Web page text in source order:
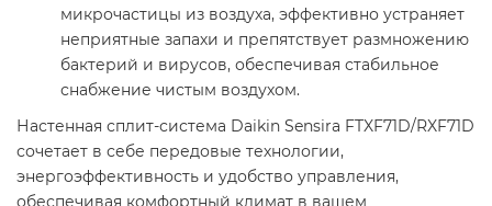
микрочастицы из воздуха, эффективно устраняет
неприятные запахи и препятствует размножению
бактерий и вирусов, обеспечивая стабильное
снабжение чистым воздухом. ​
Настенная сплит-система Daikin Sensira FTXF71D/RXF71D
сочетает в себе передовые технологии,
энергоэффективность и удобство управления,
обеспечивая комфортный климат в вашем